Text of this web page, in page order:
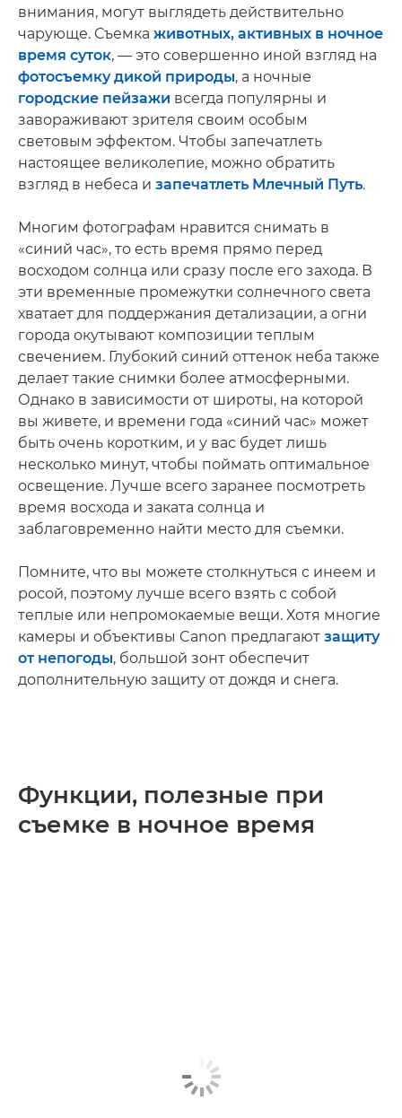
внимания, могут выглядеть действительно
чарующе. Съемка животных, активных в ночное
время суток, — это совершенно иной взгляд на
фотосъемку дикой природы, а ночные
городские пейзажи всегда популярны и
завораживают зрителя своим особым
световым эффектом. Чтобы запечатлеть
настоящее великолепие, можно обратить
взгляд в небеса и запечатлеть Млечный Путь.
Многим фотографам нравится снимать в
«синий час», то есть время прямо перед
восходом солнца или сразу после его захода. В
эти временные промежутки солнечного света
хватает для поддержания детализации, а огни
города окутывают композиции теплым
свечением. Глубокий синий оттенок неба также
делает такие снимки более атмосферными.
Однако в зависимости от широты, на которой
вы живете, и времени года «синий час» может
быть очень коротким, и у вас будет лишь
несколько минут, чтобы поймать оптимальное
освещение. Лучше всего заранее посмотреть
время восхода и заката солнца и
заблаговременно найти место для съемки.
Помните, что вы можете столкнуться с инеем и
росой, поэтому лучше всего взять с собой
теплые или непромокаемые вещи. Хотя многие
камеры и объективы Canon предлагают защиту
от непогоды, большой зонт обеспечит
дополнительную защиту от дождя и снега.
Функции, полезные при
съемке в ночное время